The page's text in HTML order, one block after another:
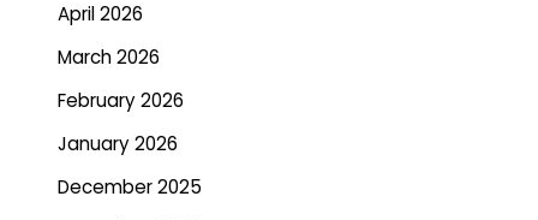
April 2026
March 2026
February 2026
January 2026
December 2025